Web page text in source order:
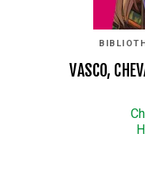
VASCO,